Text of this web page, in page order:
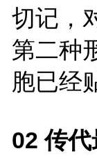
切记，
第二种
胞已经
02 传